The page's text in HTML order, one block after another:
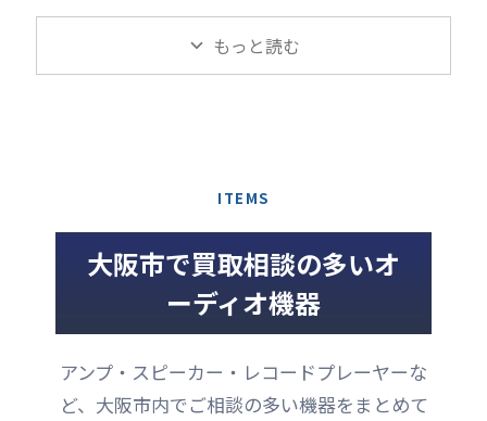
すさに強みを持っていま
す。 K1は、アナログミキサ
性を備えつつ、入力段から
ーカーのみの使用でも十分
いい音で満足できたので、
必要なくなったから買取し
てほしいというご依頼でし
高価買い取りさせていただ
きました。エレクトロボイ
ーカーを採用しているとこ
ろも少なくありません。こ
のDMS-2181は15インチウ
ーファーを段違い外側を向
くようにキャビネット内に
設置されているのが特徴的
で、低音が増強され包み込
まれるような迫力あ ...
きました。 HDMIセレクター
搭載のHI-FIステレオアンプ
です。 本商品は、前オーナ
ー様が丁寧に使用されてい
く、完動品のコンディショ
ケーブル、取扱説明書も付
属しており、概ね良好でし
つけさせていただきまし
た。お売りいただき、あり
もっと読む
ITEMS
大阪市で買取相談の多いオ
ーディオ機器
アンプ・スピーカー・レコードプレーヤーな
ど、大阪市内でご相談の多い機器をまとめて